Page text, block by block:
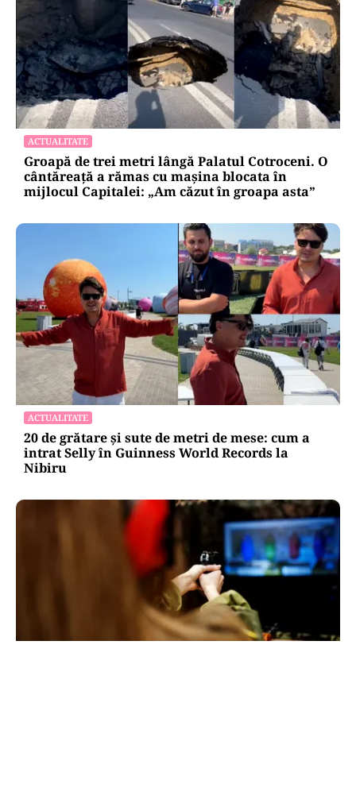
ACTUALITATE
Groapă de trei metri lângă Palatul Cotroceni. O
cântăreață a rămas cu mașina blocata în
mijlocul Capitalei: „Am căzut în groapa asta”
ACTUALITATE
20 de grătare și sute de metri de mese: cum a
intrat Selly în Guinness World Records la
Nibiru